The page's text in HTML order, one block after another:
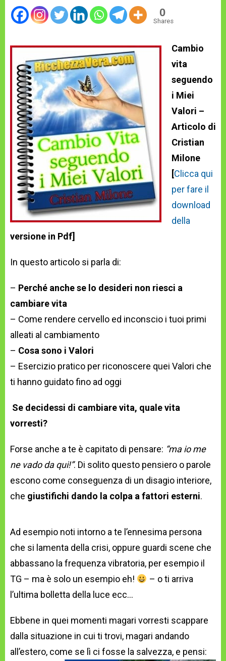
0
Shares
Cambio
vita
seguendo
i Miei
Valori –
Articolo di
Cristian
Milone
[Clicca qui
per fare il
download
della
versione in Pdf]
In questo articolo si parla di:
– Perché anche se lo desideri non riesci a
cambiare vita
– Come rendere cervello ed inconscio i tuoi primi
alleati al cambiamento
– Cosa sono i Valori
– Esercizio pratico per riconoscere quei Valori che
ti hanno guidato fino ad oggi
Se decidessi di cambiare vita, quale vita
vorresti?
Forse anche a te è capitato di pensare: “ma io me
ne vado da qui!”. Di solito questo pensiero o parole
escono come conseguenza di un disagio interiore,
che giustifichi dando la colpa a fattori esterni.
Ad esempio noti intorno a te l’ennesima persona
che si lamenta della crisi, oppure guardi scene che
abbassano la frequenza vibratoria, per esempio il
TG – ma è solo un esempio eh!
– o ti arriva
l’ultima bolletta della luce ecc…
Ebbene in quei momenti magari vorresti scappare
dalla situazione in cui ti trovi, magari andando
all’estero, come se lì ci fosse la salvezza, e pensi: